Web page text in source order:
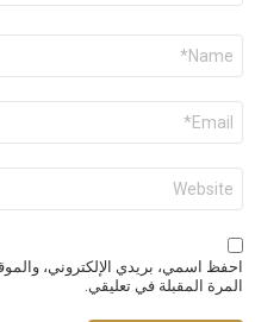
البريد
الإلكتروني
*
الموقع
الإلكتروني
احفظ اسمي، بريدي الإلكتروني،
المرة المقبلة في تعليقي.